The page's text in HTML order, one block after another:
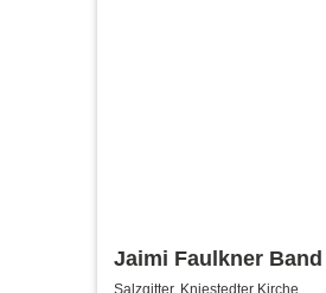
Jaimi Faulkner Band |
Salzgitter, Kniestedter Kirche